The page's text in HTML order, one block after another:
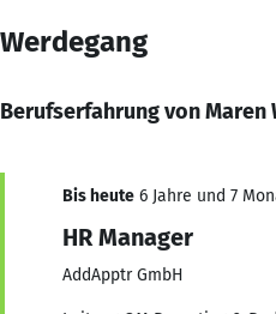
Werdegang
Berufserfahrung von Maren
Bis heute 6 Jahre und 7
HR Manager
AddApptr GmbH